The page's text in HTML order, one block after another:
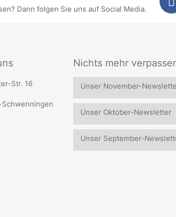
Dann folgen Sie uns auf Social Media.
Str. 16
Nichts mehr
Unser November-
Unser Oktober-Newsletter
Unser September-